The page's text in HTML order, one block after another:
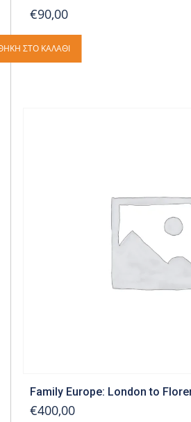
€90,00
ΣΤΟ ΚΑΛΆΘΙ
Family Europe: London to
€400,00